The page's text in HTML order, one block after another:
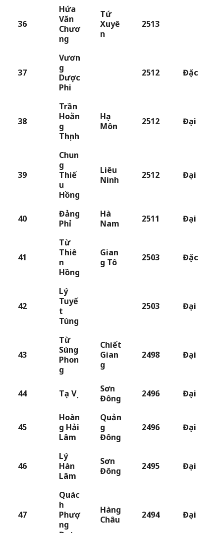
36
Hứa
Văn
Chươ
ng
Tứ
Xuyê
n
2513
37
Vươn
g
Dược
Phi
2512 Đặc
38
Trần
Hoằn
g
Thịnh
Hạ
Môn
2512 Đại
39
Chun
g
Thiế
u
Hồng
Liêu
Ninh
2512 Đại
40
Đảng
Phỉ
Hà
Nam
2511 Đại
41
Từ
Thiê
n
Hồng
Gian
g Tô
2503 Đặc
42
Lý
Tuyế
t
Tùng
2503 Đại
43
Từ
Sùng
Phon
g
Chiết
Gian
g
2498 Đại
44 Tạ Vị
Sơn
Đông
2496 Đại
45
Hoàn
g Hải
Lâm
Quản
g
Đông
2496 Đại
46
Lý
Hàn
Lâm
Sơn
Đông
2495 Đại
47
Quác
h
Phượ
ng
Hàng
Châu
2494 Đại